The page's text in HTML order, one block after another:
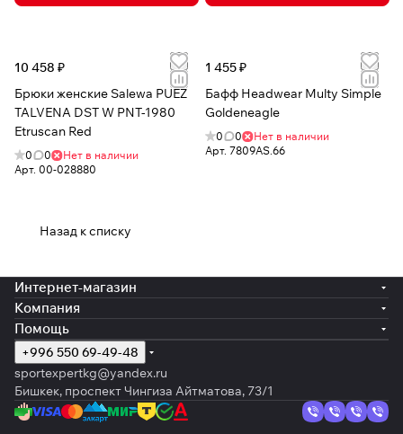
10 458 ₽
Брюки женские Salewa PUEZ
TALVENA DST W PNT-1980
Etruscan Red
0 0
Нет в наличии
Арт. 00-028880
1 455 ₽
Бафф Headwear Multy Simple
Goldeneagle
0 0
Нет в наличии
Арт. 7809AS.66
Назад к списку
Интернет-магазин
Компания
Помощь
+996 550 69-49-48
sportexpertkg@yandex.ru
Бишкек, проспект Чингиза Айтматова, 73/1